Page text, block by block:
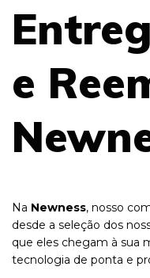
e
Na Newness, nosso
desde a seleção dos
que eles chegam à sua
tecnologia de ponta e